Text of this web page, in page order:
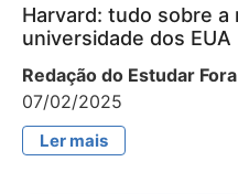
Harvard: tudo sobre a
universidade dos EUA
Redação do Estudar Fora
07/02/2025
Ler mais